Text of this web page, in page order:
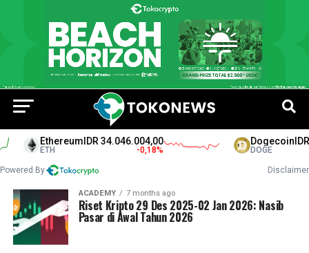
EthereumIDR 34.046.004,00
ETH -0,18 %
DogecoinIDR
DOGE
Powered By Disclaimer
ACADEMY 7 months ago
Riset Kripto 29 Des 2025-02 Jan 2026: Nasib
Pasar di Awal Tahun 2026